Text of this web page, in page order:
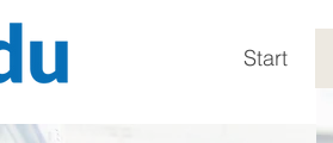
Start